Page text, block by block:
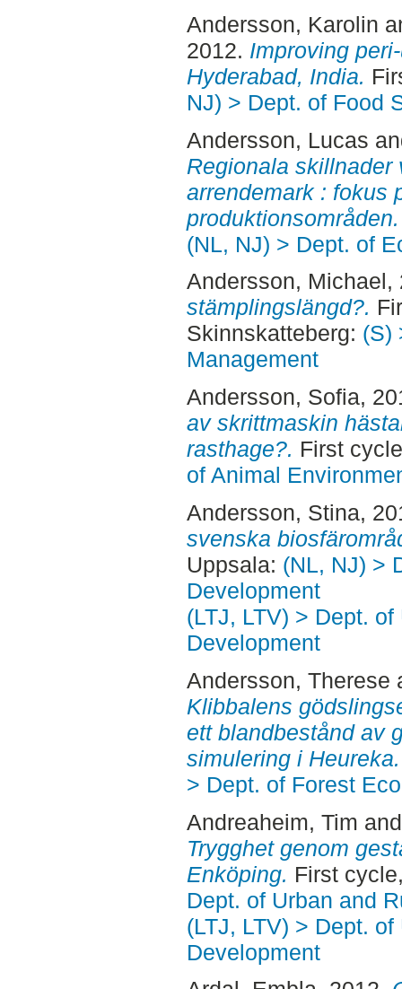
Andersson, Karolin
2012. Improving
Hyderabad, India.
NJ) > Dept. of Food
Andersson, Lucas
Regionala skillnader
arrendemark : fokus
produktionsområden.
(NL, NJ) > Dept. of
Andersson, Michael,
stämplingslängd?.
Skinnskatteberg: (S)
Management
Andersson, Sofia,
av skrittmaskin
rasthage?. First
of Animal
Andersson, Stina,
svenska
Uppsala: (NL, NJ) >
Development
(LTJ, LTV) > Dept.
Development
Andersson, Therese
Klibbalens
ett blandbestånd av
simulering i Heureka.
> Dept. of Forest
Andreaheim, Tim
Trygghet genom
Enköping. First
Dept. of Urban and
(LTJ, LTV) > Dept.
Development